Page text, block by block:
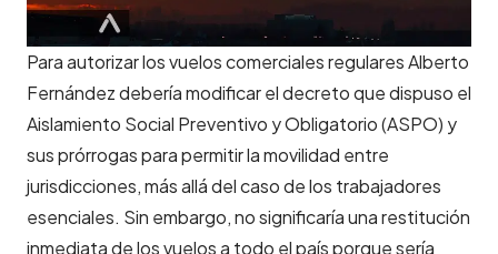
Para autorizar los vuelos comerciales regulares Alberto
Fernández debería modificar el decreto que dispuso el
Aislamiento Social Preventivo y Obligatorio (ASPO) y
sus prórrogas para permitir la movilidad entre
jurisdicciones, más allá del caso de los trabajadores
esenciales. Sin embargo, no significaría una restitución
inmediata de los vuelos a todo el país porque sería